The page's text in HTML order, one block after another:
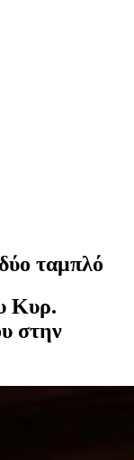
ταμπλό
Κυρ.
στην